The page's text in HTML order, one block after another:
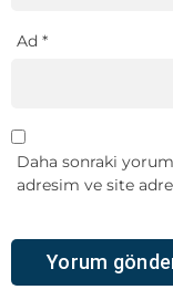
Ad *
Daha sonraki
adresim ve site